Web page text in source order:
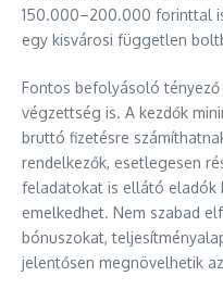
150.000–200.000 forinttal
egy kisvárosi független
Fontos befolyásoló
végzettség is. A kezdők
bruttó fizetésre
rendelkezők, esetlegesen
feladatokat is ellátó
emelkedhet. Nem szabad
bónuszokat,
jelentősen megnövelhetik